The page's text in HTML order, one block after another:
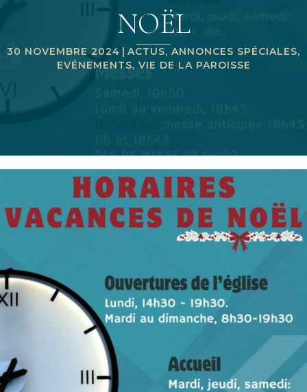
NOËL
30 NOVEMBRE 2024 | ACTUS, ANNONCES SPÉCIALES,
EVÉNEMENTS, VIE DE LA PAROISSE